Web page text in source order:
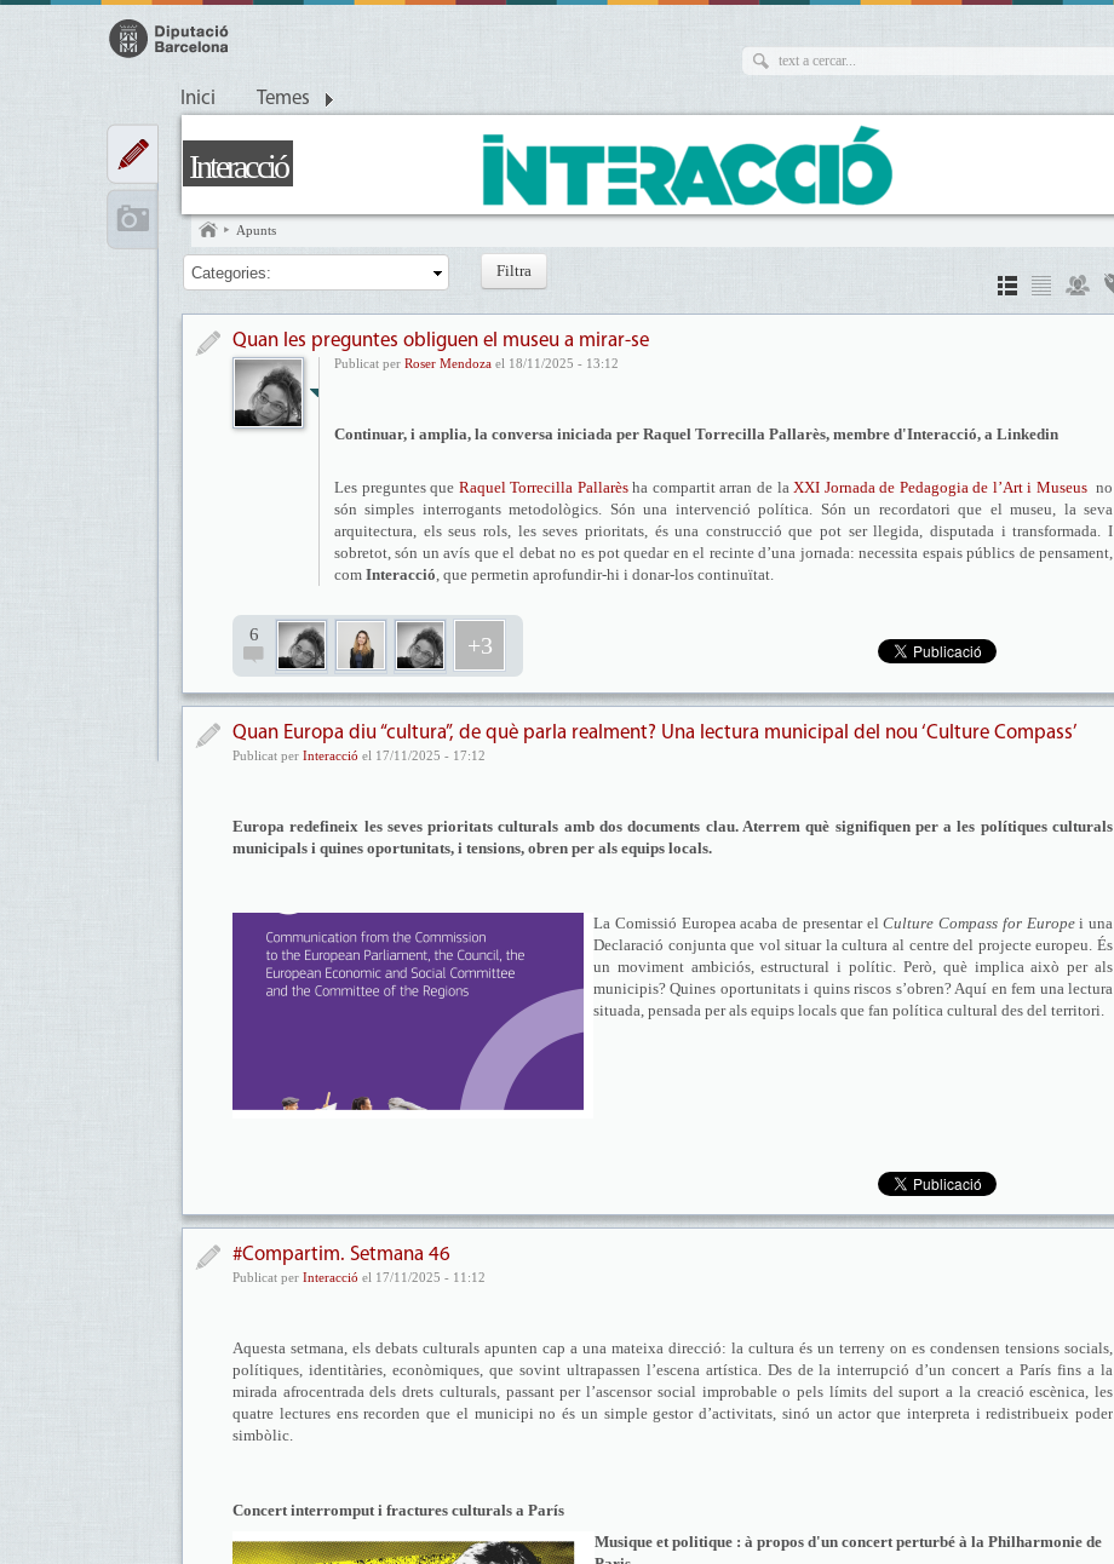
Inici Temes
Interacció
Apunts
Categories:
Quan les preguntes obliguen el museu a mirar-se
Publicat per Roser Mendoza el 18/11/2025 - 13:12
Continuar, i amplia, la conversa iniciada per Raquel Torrecilla Pallarès, membre d'Interacció, a Linkedin
Les preguntes que Raquel Torrecilla Pallarèsha compartit arran de laXXI Jornada de Pedagogia de l’Art i Museusno
són simples interrogants metodològics. Són una intervenció política. Són un recordatori que el museu, la seva
arquitectura, els seus rols, les seves prioritats, és una construcció que pot ser llegida, disputada i transformada. I
sobretot, són un avís que el debat no es pot quedar en el recinte d’una jornada: necessita espais públics de pensament,
com Interacció, que permetin aprofundir-hi i donar-los continuïtat.
6 +3
Quan Europa diu “cultura”, de què parla realment? Una lectura municipal del nou ‘Culture Compass’
Publicat per Interacció el 17/11/2025 - 17:12
Europa redefineix les seves prioritats culturals amb dos documents clau. Aterrem què signifiquen per a les polítiques culturals
municipals i quines oportunitats, i tensions, obren per als equips locals.
La Comissió Europea acaba de presentar elCulture Compass for Europei una
Declaració conjunta que vol situar la cultura al centre del projecte europeu. És
un moviment ambiciós, estructural i polític. Però, què implica això per als
municipis? Quines oportunitats i quins riscos s’obren? Aquí en fem una lectura
situada, pensada per als equips locals que fan política cultural des del territori.
#Compartim. Setmana 46
Publicat per Interacció el 17/11/2025 - 11:12
Aquesta setmana, els debats culturals apunten cap a una mateixa direcció: la cultura és un terreny on es condensen tensions socials,
polítiques, identitàries, econòmiques, que sovint ultrapassen l’escena artística. Des de la interrupció d’un concert a París fins a la
mirada afrocentrada dels drets culturals, passant per l’ascensor social improbable o pels límits del suport a la creació escènica, les
quatre lectures ens recorden que el municipi no és un simple gestor d’activitats, sinó un actor que interpreta i redistribueix poder
simbòlic.
Concert interromput i fractures culturals a París
Musique et politique : à propos d'un concert perturbé à la Philharmonie de